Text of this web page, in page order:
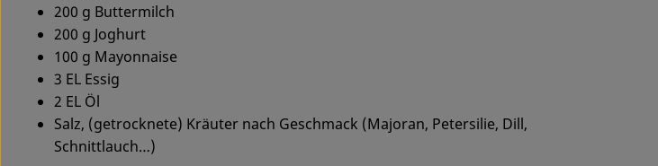
200 g Buttermilch
200 g Joghurt
100 g Mayonnaise
3 EL Essig
2 EL Öl
Salz, (getrocknete) Kräuter nach Geschmack (Majoran, Petersilie, Dill,
Schnittlauch…)